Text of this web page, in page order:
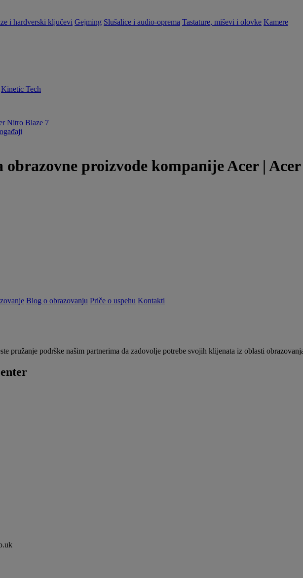
i hardverski ključevi Gejming Slušalice i audio-oprema Tastature, miševi i olovke Kamere
Kinetic Tech
Nitro Blaze 7
proizvode kompanije Acer |
Blog o obrazovanju Priče o uspehu Kontakti
pružanje podrške našim partnerima da zadovolje potrebe svojih klijenata iz oblasti